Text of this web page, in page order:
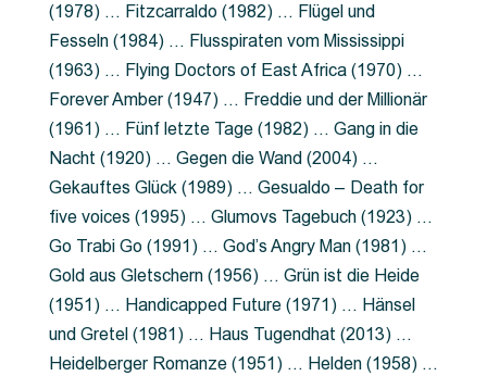
(1978) … Fitzcarraldo (1982) … Flügel und
Fesseln (1984) … Flusspiraten vom Mississippi
(1963) … Flying Doctors of East Africa (1970) …
Forever Amber (1947) … Freddie und der Millionär
(1961) … Fünf letzte Tage (1982) … Gang in die
Nacht (1920) … Gegen die Wand (2004) …
Gekauftes Glück (1989) … Gesualdo – Death for
five voices (1995) … Glumovs Tagebuch (1923) …
Go Trabi Go (1991) … God’s Angry Man (1981) …
Gold aus Gletschern (1956) … Grün ist die Heide
(1951) … Handicapped Future (1971) … Hänsel
und Gretel (1981) … Haus Tugendhat (2013) …
Heidelberger Romanze (1951) … Helden (1958) …